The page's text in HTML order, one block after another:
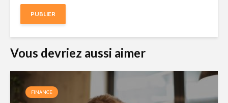
Vous devriez aussi aimer
FINANCE